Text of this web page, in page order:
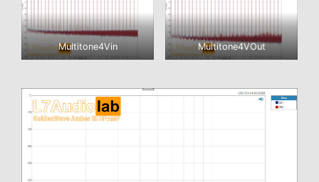
Multitone4Vin Multitone4VOut